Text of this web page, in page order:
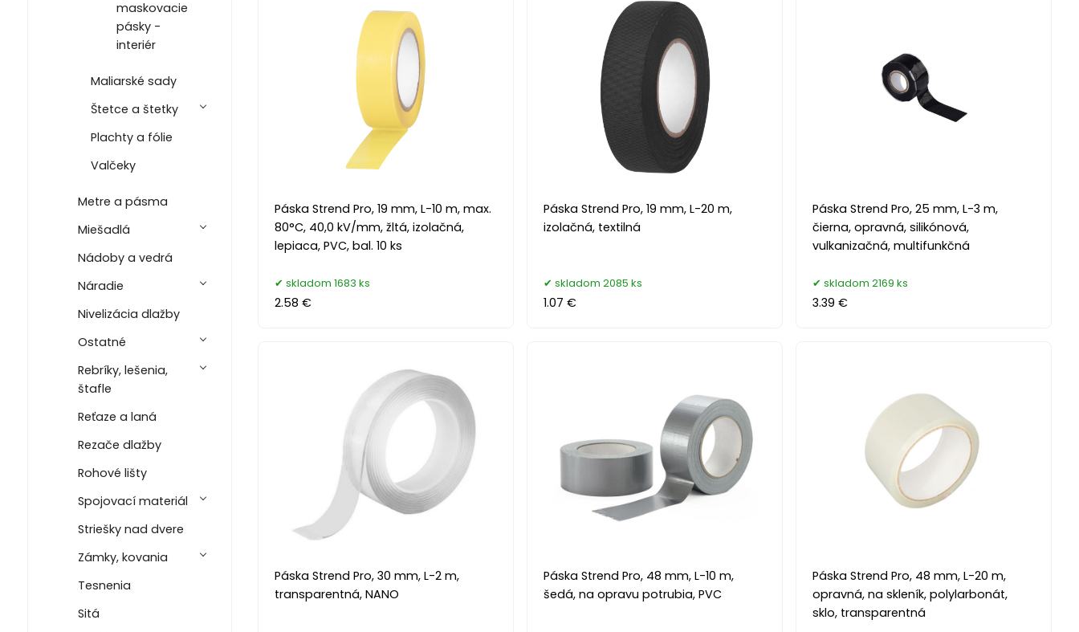
maskovacie
pásky -
interiér
Maliarské sady
Štetce a štetky
Plachty a fólie
Valčeky
Metre a pásma
Miešadlá
Nádoby a vedrá
Náradie
Nivelizácia dlažby
Ostatné
Rebríky, lešenia,
štafle
Reťaze a laná
Rezače dlažby
Rohové lišty
Spojovací materiál
Striešky nad dvere
Zámky, kovania
Tesnenia
Sitá
Páska Strend Pro, 19 mm, L-10 m, max.
80°C, 40,0 kV/mm, žltá, izolačná,
lepiaca, PVC, bal. 10 ks
skladom 1683 ks
2.58 €
Páska Strend Pro, 19 mm, L-20 m,
izolačná, textilná
skladom 2085 ks
1.07 €
Páska Strend Pro, 25 mm, L-3 m,
čierna, opravná, silikónová,
vulkanizačná, multifunkčná
skladom 2169 ks
3.39 €
Páska Strend Pro, 30 mm, L-2 m,
transparentná, NANO
Páska Strend Pro, 48 mm, L-10 m,
šedá, na opravu potrubia, PVC
Páska Strend Pro, 48 mm, L-20 m,
opravná, na skleník, polylarbonát,
sklo, transparentná